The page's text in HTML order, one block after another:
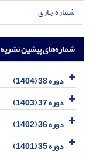
شماره جاری
شماره‌های پیشین نشریه
دوره 38 (1404)
دوره 37 (1403)
دوره 36 (1402)
دوره 35 (1401)